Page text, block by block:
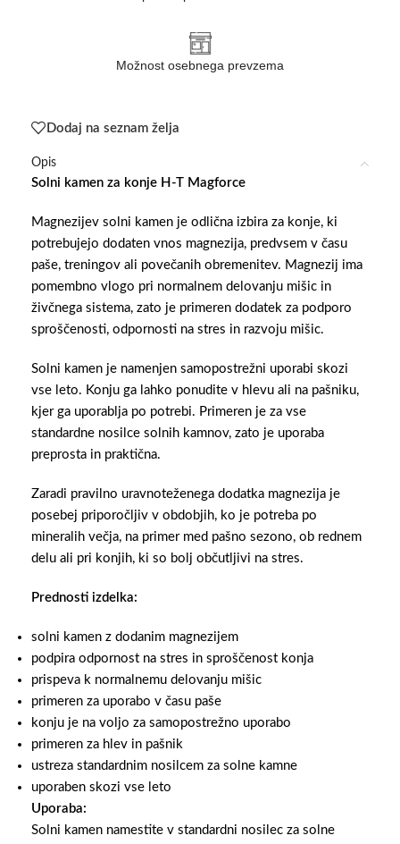
Možnost osebnega prevzema
Dodaj na seznam želja
Opis
Solni kamen za konje H-T Magforce
Magnezijev solni kamen je odlična izbira za konje, ki
potrebujejo dodaten vnos magnezija, predvsem v času
paše, treningov ali povečanih obremenitev. Magnezij ima
pomembno vlogo pri normalnem delovanju mišic in
živčnega sistema, zato je primeren dodatek za podporo
sproščenosti, odpornosti na stres in razvoju mišic.
Solni kamen je namenjen samopostrežni uporabi skozi
vse leto. Konju ga lahko ponudite v hlevu ali na pašniku,
kjer ga uporablja po potrebi. Primeren je za vse
standardne nosilce solnih kamnov, zato je uporaba
preprosta in praktična.
Zaradi pravilno uravnoteženega dodatka magnezija je
posebej priporočljiv v obdobjih, ko je potreba po
mineralih večja, na primer med pašno sezono, ob rednem
delu ali pri konjih, ki so bolj občutljivi na stres.
Prednosti izdelka:
solni kamen z dodanim magnezijem
podpira odpornost na stres in sproščenost konja
prispeva k normalnemu delovanju mišic
primeren za uporabo v času paše
konju je na voljo za samopostrežno uporabo
primeren za hlev in pašnik
ustreza standardnim nosilcem za solne kamne
uporaben skozi vse leto
Uporaba:
Solni kamen namestite v standardni nosilec za solne